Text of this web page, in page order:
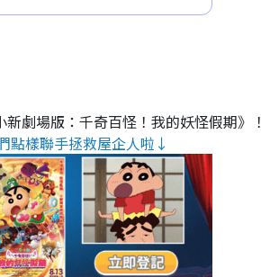
劇場版：千奇百怪！我的妖怪假期》！
點樣聯手拯救屋企人啦↓